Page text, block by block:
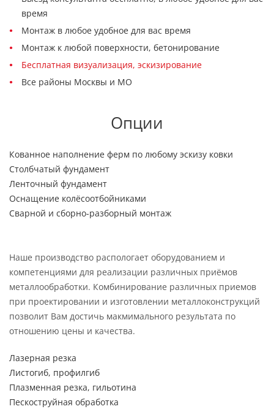
время
Монтаж в любое удобное для вас время
Монтаж к любой поверхности, бетонирование
Бесплатная визуализация, эскизирование
Все районы Москвы и МО
Опции
Кованное наполнение ферм по любому эскизу ковки
Столбчатый фундамент
Ленточный фундамент
Оснащение колёсоотбойниками
Сварной и сборно-разборный монтаж
Наше производство распологает оборудованием и
компетенциями для реализации различных приёмов
металлообработки. Комбинирование различных приемов
при проектировании и изготовлении металлоконструкций
позволит Вам достичь макмимального результата по
отношению цены и качества.
Лазерная резка
Листогиб, профилгиб
Плазменная резка, гильотина
Пескоструйная обработка